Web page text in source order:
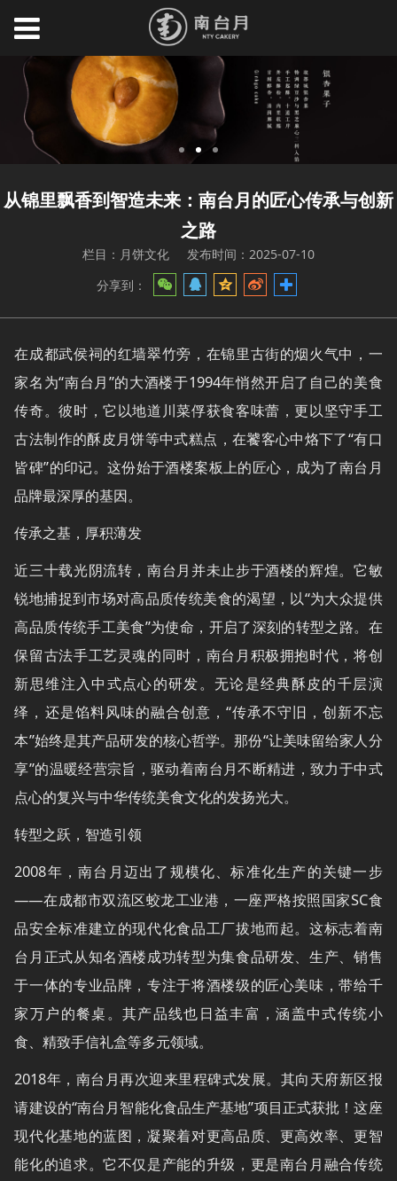
从锦里飘香到智造未来：南台月的匠心传承与创新
之路
栏目：月饼文化
发布时间：2025-07-10
分享到：
在成都武侯祠的红墙翠竹旁，在锦里古街的烟火气中，一
家名为“南台月”的大酒楼于1994年悄然开启了自己的美食
传奇。彼时，它以地道川菜俘获食客味蕾，更以坚守手工
古法制作的酥皮月饼等中式糕点，在饕客心中烙下了“有口
皆碑”的印记。这份始于酒楼案板上的匠心，成为了南台月
品牌最深厚的基因。
传承之基，厚积薄发
近三十载光阴流转，南台月并未止步于酒楼的辉煌。它敏
锐地捕捉到市场对高品质传统美食的渴望，以“为大众提供
高品质传统手工美食”为使命，开启了深刻的转型之路。在
保留古法手工艺灵魂的同时，南台月积极拥抱时代，将创
新思维注入中式点心的研发。无论是经典酥皮的千层演
绎，还是馅料风味的融合创意，“传承不守旧，创新不忘
本”始终是其产品研发的核心哲学。那份“让美味留给家人分
享”的温暖经营宗旨，驱动着南台月不断精进，致力于中式
点心的复兴与中华传统美食文化的发扬光大。
转型之跃，智造引领
2008年，南台月迈出了规模化、标准化生产的关键一步
——在成都市双流区蛟龙工业港，一座严格按照国家SC食
品安全标准建立的现代化食品工厂拔地而起。这标志着南
台月正式从知名酒楼成功转型为集食品研发、生产、销售
于一体的专业品牌，专注于将酒楼级的匠心美味，带给千
家万户的餐桌。其产品线也日益丰富，涵盖中式传统小
食、精致手信礼盒等多元领域。
2018年，南台月再次迎来里程碑式发展。其向天府新区报
请建设的“南台月智能化食品生产基地”项目正式获批！这座
现代化基地的蓝图，凝聚着对更高品质、更高效率、更智
能化的追求。它不仅是产能的升级，更是南台月融合传统